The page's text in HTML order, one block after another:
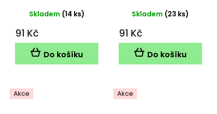
Skladem (14 ks)
91 Kč
Do košíku
Skladem (23 ks)
91 Kč
Do košíku
Akce Akce